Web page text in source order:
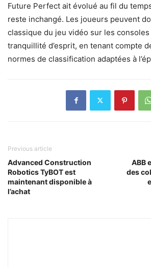
Future Perfect ait évolué au fil du
reste inchangé. Les joueurs peuvent
classique du jeu vidéo sur les
tranquillité d’esprit, en tenant compte
normes de classification adaptées à
Previous article
Advanced Construction
Robotics TyBOT est
maintenant disponible à
l’achat
ABB
des